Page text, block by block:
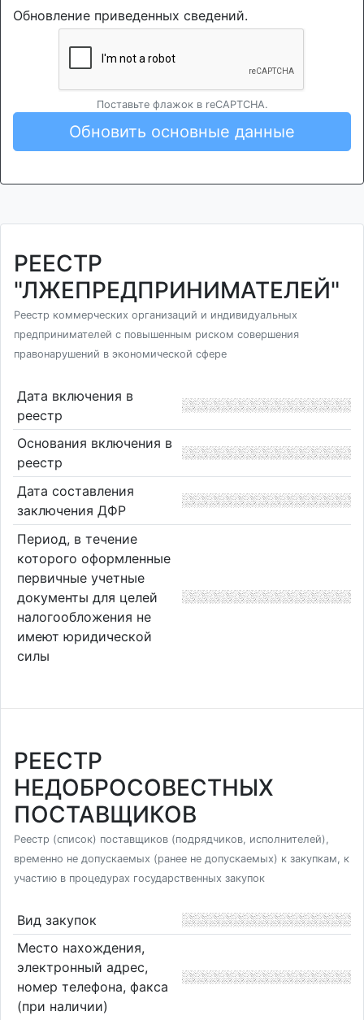
Обновление приведенных сведений.
Поставьте флажок в reCAPTCHA.
Обновить основные данные
РЕЕСТР
"ЛЖЕПРЕДПРИНИМАТЕЛЕЙ"
Реестр коммерческих организаций и индивидуальных
предпринимателей с повышенным риском совершения
правонарушений в экономической сфере
Дата включения в
реестр
Основания включения в
реестр
Дата составления
заключения ДФР
Период, в течение
которого оформленные
первичные учетные
документы для целей
налогообложения не
имеют юридической
силы
РЕЕСТР
НЕДОБРОСОВЕСТНЫХ
ПОСТАВЩИКОВ
Реестр (список) поставщиков (подрядчиков, исполнителей),
временно не допускаемых (ранее не допускаемых) к закупкам, к
участию в процедурах государственных закупок
Вид закупок
Место нахождения,
электронный адрес,
номер телефона, факса
(при наличии)